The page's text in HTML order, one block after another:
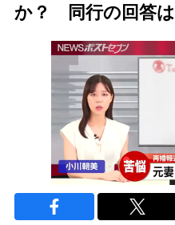
か？ 同行の回答は